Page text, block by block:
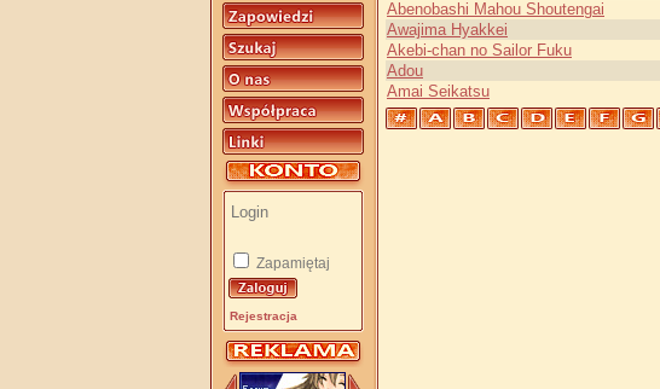
Zapamiętaj
Rejestracja
Abenobashi Mahou Shoutengai
Awajima Hyakkei
Akebi-chan no Sailor Fuku
Adou
Amai Seikatsu